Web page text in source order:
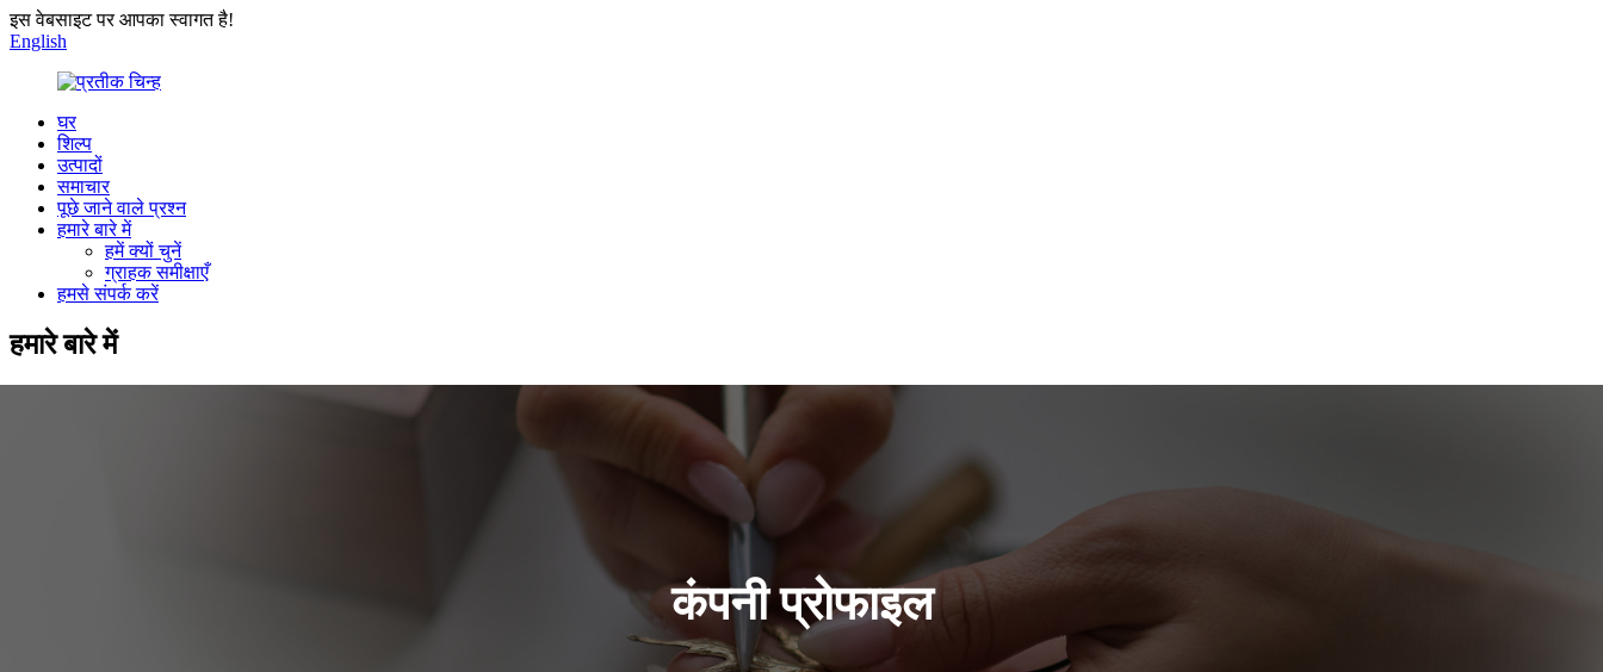
इस वेबसाइट पर आपका स्वागत है!
English
घर
शिल्प
उत्पादों
समाचार
पूछे जाने वाले प्रश्न
हमारे बारे में
हमें क्यों चुनें
ग्राहक समीक्षाएँ
हमसे संपर्क करें
हमारे बारे में
कंपनी प्रोफाइल